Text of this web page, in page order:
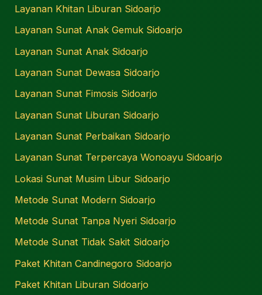
Layanan Khitan Liburan Sidoarjo
Layanan Sunat Anak Gemuk Sidoarjo
Layanan Sunat Anak Sidoarjo
Layanan Sunat Dewasa Sidoarjo
Layanan Sunat Fimosis Sidoarjo
Layanan Sunat Liburan Sidoarjo
Layanan Sunat Perbaikan Sidoarjo
Layanan Sunat Terpercaya Wonoayu Sidoarjo
Lokasi Sunat Musim Libur Sidoarjo
Metode Sunat Modern Sidoarjo
Metode Sunat Tanpa Nyeri Sidoarjo
Metode Sunat Tidak Sakit Sidoarjo
Paket Khitan Candinegoro Sidoarjo
Paket Khitan Liburan Sidoarjo